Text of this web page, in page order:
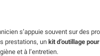
s’appuie souvent sur des
prestations, un kit d’outillage
et à l’entretien.